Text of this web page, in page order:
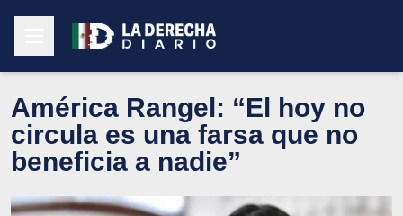
América Rangel: “El hoy no
circula es una farsa que no
beneficia a nadie”